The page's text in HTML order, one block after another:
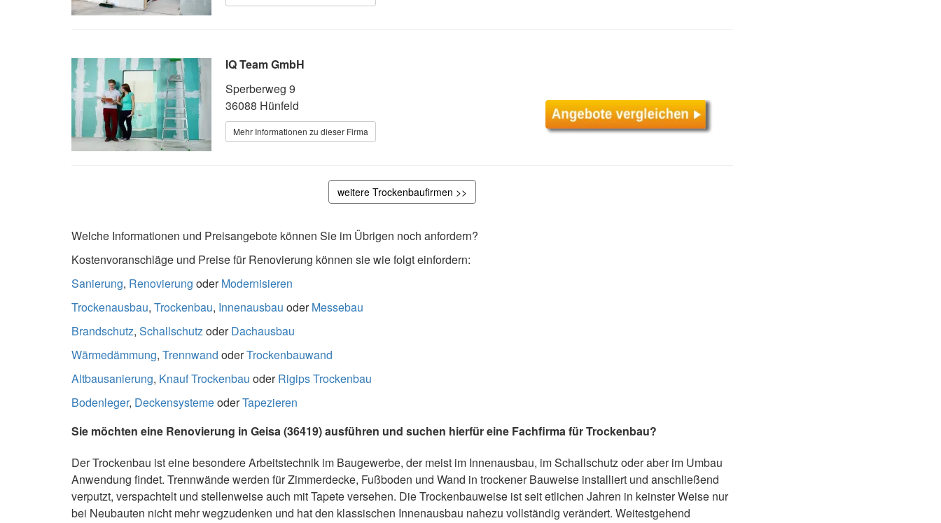
IQ Team GmbH
Sperberweg 9
36088 Hünfeld
Mehr Informationen zu dieser Firma
weitere Trockenbaufirmen >>
Welche Informationen und Preisangebote können Sie im Übrigen noch anfordern?
Kostenvoranschläge und Preise für Renovierung können sie wie folgt einfordern:
Sanierung, Renovierung oderModernisieren
Trockenausbau, Trockenbau, Innenausbau oderMessebau
Brandschutz, SchallschutzoderDachausbau
Wärmedämmung, Trennwand oderTrockenbauwand
Altbausanierung, Knauf Trockenbau oderRigips Trockenbau
Bodenleger, DeckensystemeoderTapezieren
Sie möchten eine Renovierung in Geisa (36419) ausführen und suchen hierfür eine Fachfirma für Trockenbau?
Der Trockenbau ist eine besondere Arbeitstechnik im Baugewerbe, der meist im Innenausbau, im Schallschutz oder aber im Umbau
Anwendung findet. Trennwände werden für Zimmerdecke, Fußboden und Wand in trockener Bauweise installiert und anschließend
verputzt, verspachtelt und stellenweise auch mit Tapete versehen. Die Trockenbauweise ist seit etlichen Jahren in keinster Weise nur
bei Neubauten nicht mehr wegzudenken und hat den klassischen Innenausbau nahezu vollständig verändert. Weitestgehend